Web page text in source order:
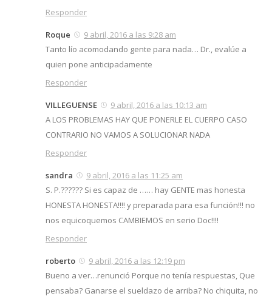
Responder
Roque
9 abril, 2016 a las 9:28 am
Tanto lío acomodando gente para nada… Dr., evalúe a
quien pone anticipadamente
Responder
VILLEGUENSE
9 abril, 2016 a las 10:13 am
A LOS PROBLEMAS HAY QUE PONERLE EL CUERPO CASO
CONTRARIO NO VAMOS A SOLUCIONAR NADA
Responder
sandra
9 abril, 2016 a las 11:25 am
S. P.?????? Si es capaz de …… hay GENTE mas honesta
HONESTA HONESTA!!!! y preparada para esa función!!! no
nos equicoquemos CAMBIEMOS en serio Doc!!!!
Responder
roberto
9 abril, 2016 a las 12:19 pm
Bueno a ver…renunció Porque no tenía respuestas, Que
pensaba? Ganarse el sueldazo de arriba? No chiquita, no